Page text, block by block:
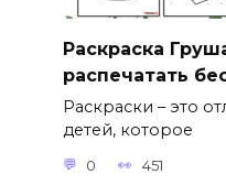
Раскраска
распечатать
Раскраски – это
детей, которое
0 451